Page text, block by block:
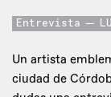
Entrevista
Un artista
ciudad de